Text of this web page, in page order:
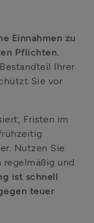
Einnahmen zu
Ihrer
Sie vor
Fristen im
Nutzen Sie
und
ist schnell
teuer